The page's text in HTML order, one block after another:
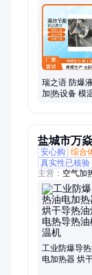
导热油炉、法
加热器、铸
烘箱、烘道、
瑞之语 防爆
加|热设备 模
盐城市万
安心购
综合
真实性已核验
主营： 空气加
器、电热风
热器、蒸汽
爆加热管、
压力容器加
油田加热器、
工业防爆导
电加热器 烘干